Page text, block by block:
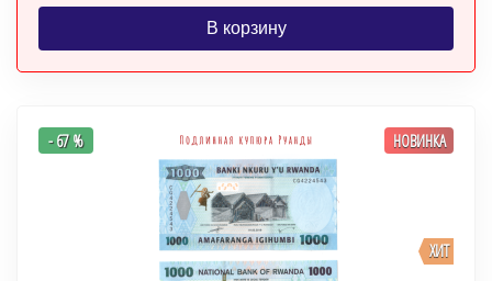
В корзину
ХИТ
- 67 % НОВИНКА